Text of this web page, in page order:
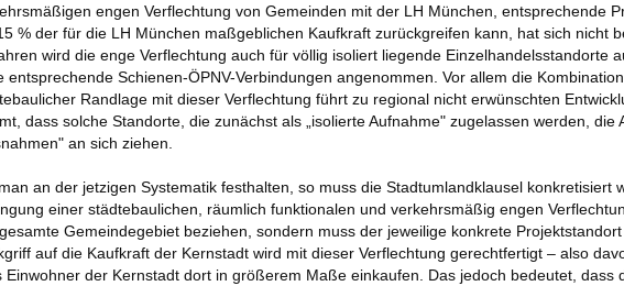
engen Verflechtung von Gemeinden mit der LH München, entsprechende
% der für die LH München maßgeblichen Kaufkraft zurückgreifen kann, hat sich nicht
wird die enge Verflechtung auch für völlig isoliert liegende Einzelhandelsstandorte
entsprechende Schienen-ÖPNV-Verbindungen angenommen. Vor allem die
Randlage mit dieser Verflechtung führt zu regional nicht erwünschten
dass solche Standorte, die zunächst als „isolierte Aufnahme" zugelassen werden, die
an sich ziehen.
an der jetzigen Systematik festhalten, so muss die Stadtumlandklausel konkretisiert
einer städtebaulichen, räumlich funktionalen und verkehrsmäßig engen
Gemeindegebiet beziehen, sondern muss der jeweilige konkrete
auf die Kaufkraft der Kernstadt wird mit dieser Verflechtung gerechtfertigt – also
Einwohner der Kernstadt dort in größerem Maße einkaufen. Das jedoch bedeutet, dass